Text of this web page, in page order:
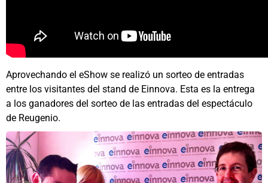
Aprovechando el eShow se realizó un sorteo de entradas
entre los visitantes del stand de Einnova. Esta es la entrega
a los ganadores del sorteo de las entradas del espectáculo
de Reugenio.